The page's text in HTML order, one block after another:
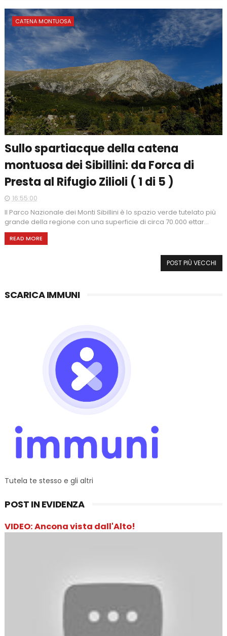
CATENA MONTUOSA
Sullo spartiacque della catena
montuosa dei Sibillini: da Forca di
Presta al Rifugio Zilioli ( 1 di 5 )
16:55:00
Il Parco Nazionale dei Monti Sibillini è lo spazio verde tutelato più
grande della regione con una superficie di circa 70.000 ettar...
READ MORE
POST PIÙ VECCHI
SCARICA IMMUNI
Tutela te stesso e gli altri
POST IN EVIDENZA
VIDEO: Ancona vista dall'Alto!